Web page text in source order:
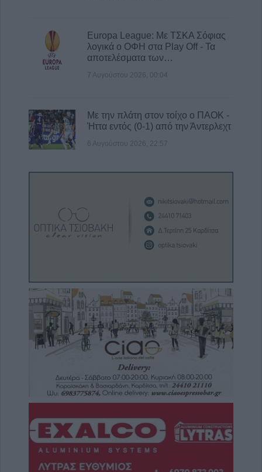
Europa League: Με ΤΣΚΑ Σόφιας
λογικά ο ΟΦΗ στα Play Off - Τα
αποτελέσματα των…
7 Αυγούστου 2026, 00:04
Με την πλάτη στον τοίχο ο ΠΑΟΚ -
Ήττα εντός (0-1) από την Άντερλεχτ
6 Αυγούστου 2026, 22:57